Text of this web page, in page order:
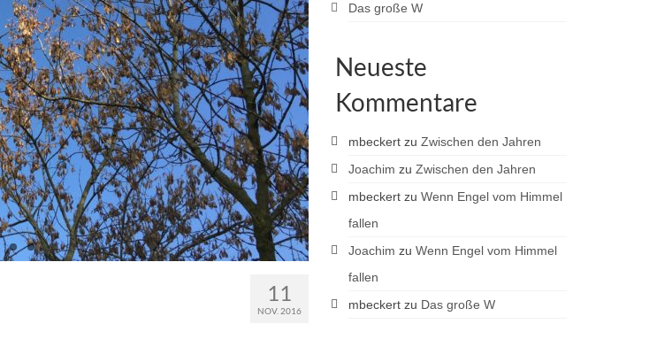
11
NOV. 2016
Das große W
Neueste
Kommentare
mbeckertzu Zwischen den Jahren
Joachim zu Zwischen den Jahren
mbeckertzu Wenn Engel vom Himmel
fallen
Joachim zu Wenn Engel vom Himmel
fallen
mbeckertzu Das große W